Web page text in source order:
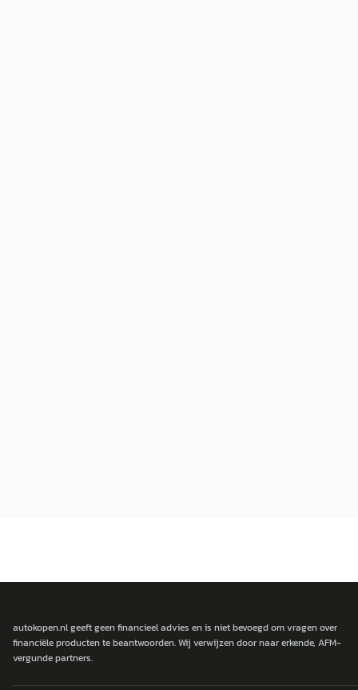
autokopen.nl geeft geen financieel advies en is niet bevoegd om vragen over
financiële producten te beantwoorden. Wij verwijzen door naar erkende, AFM-
vergunde partners.